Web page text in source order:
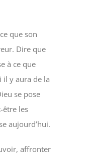
que son
Dire que
à ce que
il y aura de la
se pose
être les
aujourd’hui.
affronter